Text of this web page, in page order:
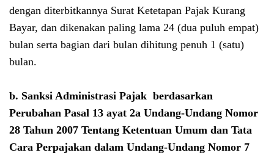
dengan diterbitkannya Surat Ketetapan Pajak Kurang
Bayar, dan dikenakan paling lama 24 (dua puluh empat)
bulan serta bagian dari bulan dihitung penuh 1 (satu)
bulan.
b. Sanksi Administrasi Pajak berdasarkan
Perubahan Pasal 13 ayat 2a Undang-Undang Nomor
28 Tahun 2007 Tentang Ketentuan Umum dan Tata
Cara Perpajakan dalam Undang-Undang Nomor 7